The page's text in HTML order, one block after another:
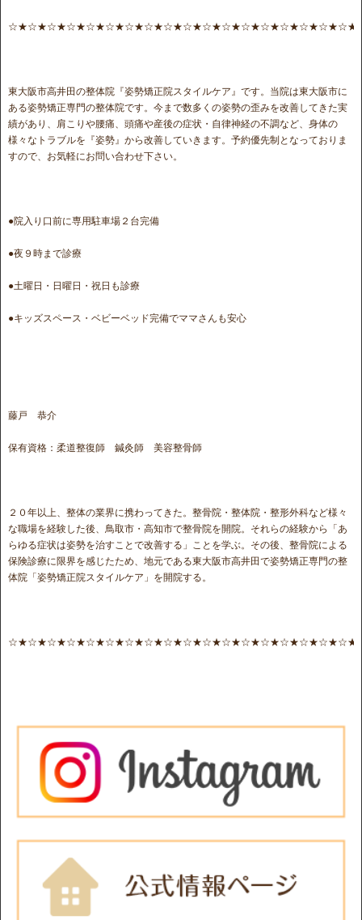
東大阪市高井田の整体院『姿勢矯正院スタイルケア』です。当院は東大阪市に
ある姿勢矯正専門の整体院です。今まで数多くの姿勢の歪みを改善してきた実
績があり、肩こりや腰痛、頭痛や産後の症状・自律神経の不調など、身体の
様々なトラブルを『姿勢』から改善していきます。予約優先制となっておりま
すので、お気軽にお問い合わせ下さい。
●院入り口前に専用駐車場２台完備
●夜９時まで診療
●土曜日・日曜日・祝日も診療
●キッズスペース・ベビーベッド完備でママさんも安心
藤戸 恭介
保有資格：柔道整復師 鍼灸師 美容整骨師
２０年以上、整体の業界に携わってきた。整骨院・整体院・整形外科など様々
な職場を経験した後、鳥取市・高知市で整骨院を開院。それらの経験から「あ
らゆる症状は姿勢を治すことで改善する」ことを学ぶ。その後、整骨院による
保険診療に限界を感じたため、地元である東大阪市高井田で姿勢矯正専門の整
体院「姿勢矯正院スタイルケア」を開院する。